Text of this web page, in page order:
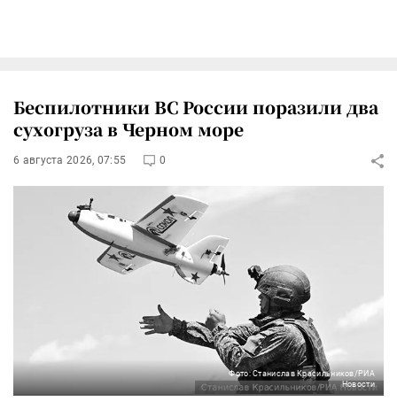
Беспилотники ВС России поразили два
сухогруза в Черном море
6 августа 2026, 07:55 0
Фото: Станислав Красильников/РИА
Новости